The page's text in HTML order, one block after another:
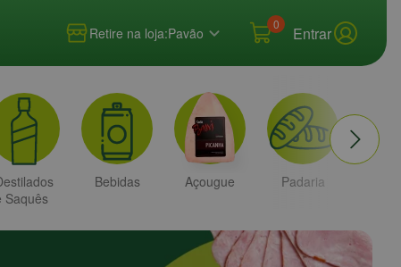
Retire na loja:Pavão
0 Entrar
Saquês
Bebidas Açougue Padaria